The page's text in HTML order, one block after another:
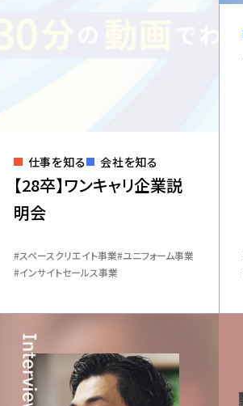
仕事を知る 会社を知る
【28卒】ワンキャリ企業説
明会
スペースクリエイト事業 ユニフォーム事業
インサイトセールス事業